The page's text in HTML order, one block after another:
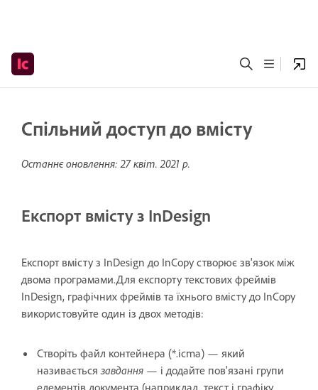
Спільний доступ до вмісту
Останнє оновлення:27 квіт. 2021 р.
Експорт вмісту з InDesign
Експорт вмісту з InDesign до InCopy створює зв'язок між
двома програмами.Для експорту текстових фреймів
InDesign, графічних фреймів та їхнього вмісту до InCopy
використовуйте один із двох методів:
Створіть файл контейнера (*.icma) — який
називається завдання — і додайте пов'язані групи
елементів документа (наприклад, текст і графіку